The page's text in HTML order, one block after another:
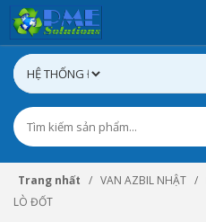
Trang nhất VAN AZBIL NHẬT
LÒ ĐỐT